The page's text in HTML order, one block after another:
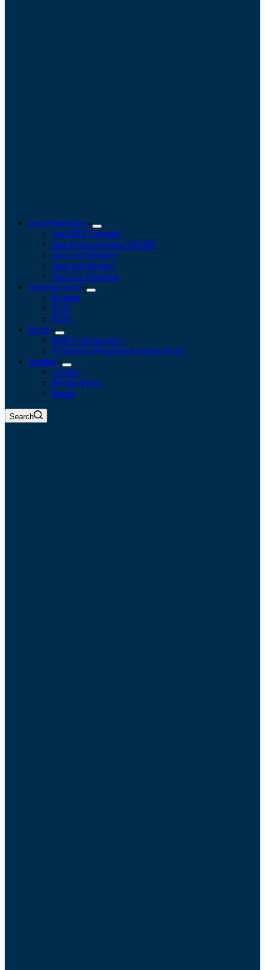
Jasa Perpajakan
Jasa SPT Tahunan
Jasa Pendampingan SP2DK
Jasa Tax Retainer
Jasa Tax Review
Jasa Tax Planning
Tentang Kami
Kontak
FAQ
Karir
Event
BBF Collaboration
Workshop Pengusaha Paham Pajak
Sumber
Artikel
Belajar Pajak
Berita
Search